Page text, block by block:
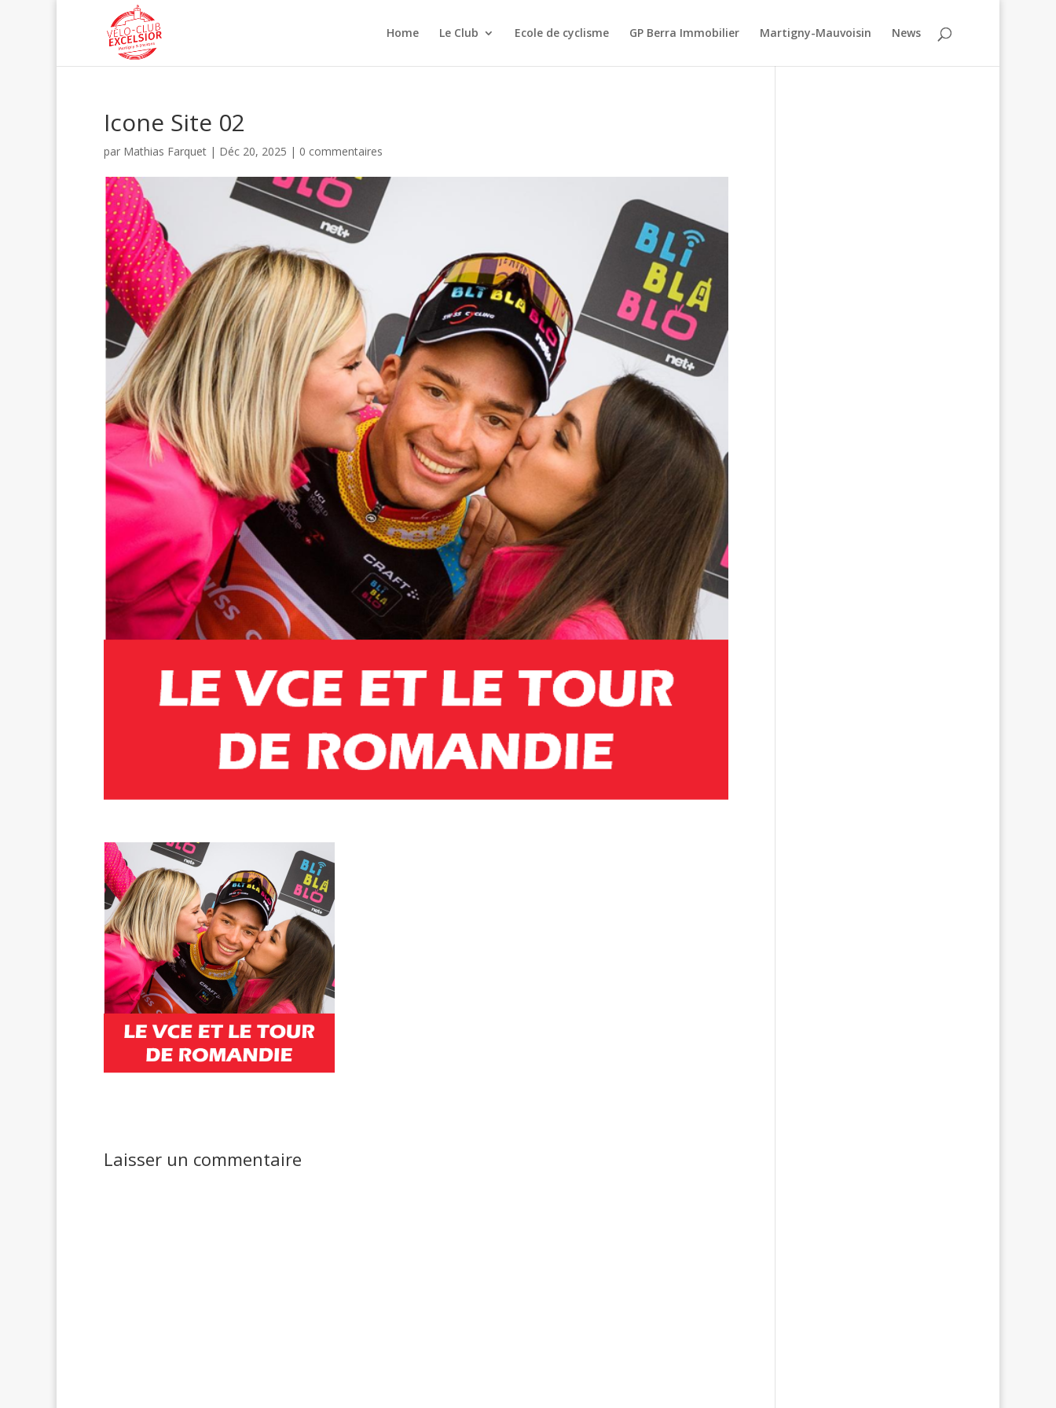
Home Le Club Ecole de cyclisme GP Berra Immobilier Martigny-Mauvoisin News
Icone Site 02
par Mathias Farquet | Déc 20, 2025 | 0 commentaires
Laisser un commentaire